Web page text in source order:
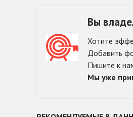
Вы
Хотите
Добавить
Пишите к
Мы уже